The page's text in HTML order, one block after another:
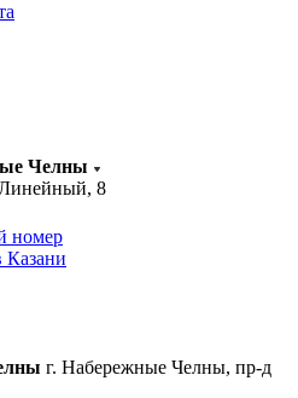
Челны
8
номер
г. Набережные Челны, пр-д